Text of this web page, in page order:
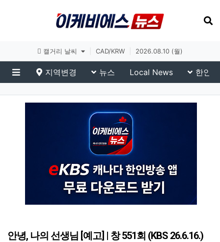
토론토 날씨 CAD/KRW 2026.08.10 (월)
메뉴
지역변경 뉴스 Local News 한인
이슈 브리핑
안녕, 나의 선생님 [예고] | 창 551회 (KBS 26.6.16.)